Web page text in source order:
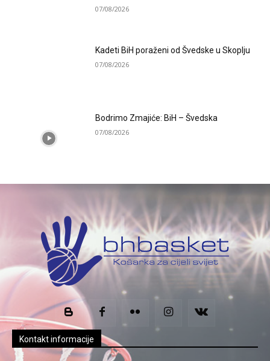
07/08/2026
Kadeti BiH poraženi od Švedske u Skoplju
07/08/2026
Bodrimo Zmajiće: BiH – Švedska
07/08/2026
Kontakt informacije